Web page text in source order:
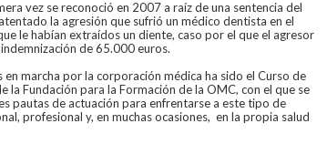
vez se reconoció en 2007 a raíz de una sentencia del
la agresión que sufrió un médico dentista en el
le habían extraídos un diente, caso por el que el agresor
de 65.000 euros.
marcha por la corporación médica ha sido el Curso de
la Fundación para la Formación de la OMC, con el que se
pautas de actuación para enfrentarse a este tipo de
profesional y, en muchas ocasiones, en la propia salud